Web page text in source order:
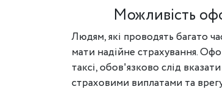
Можливість
Людям, які проводять багато
мати надійне страхування.
таксі, обов'язково слід
страховими виплатами та